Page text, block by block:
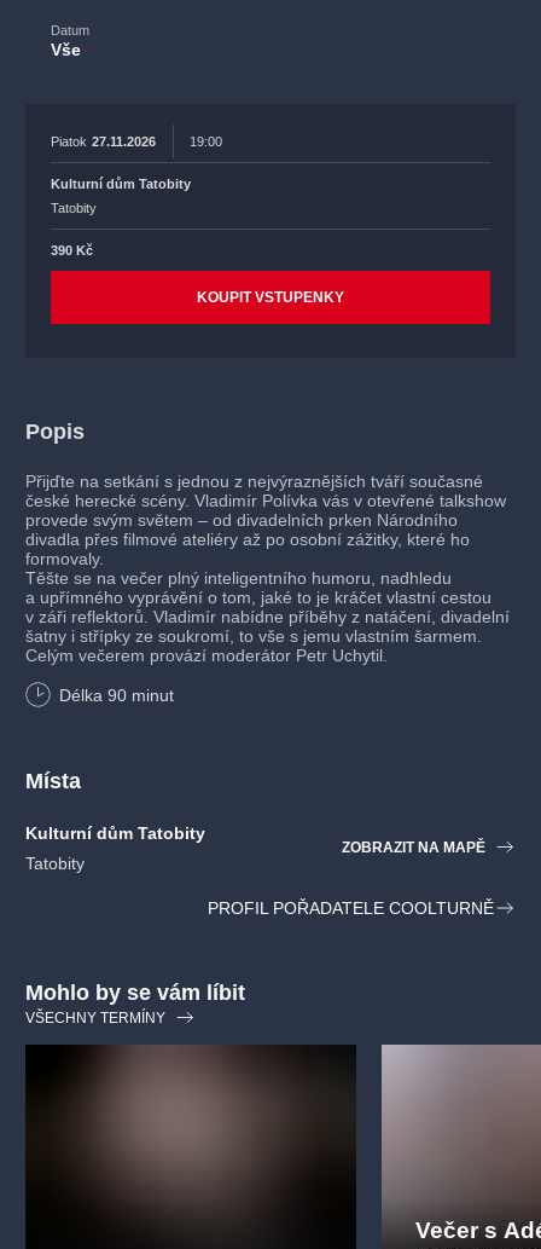
Datum
Vše
Piatok 27.11.2026 19:00
Kulturní dům Tatobity
Tatobity
390 Kč
KOUPIT VSTUPENKY
Popis
Přijďte na setkání s jednou z nejvýraznějších tváří současné
české herecké scény. Vladimír Polívka vás v otevřené talkshow
provede svým světem – od divadelních prken Národního
divadla přes filmové ateliéry až po osobní zážitky, které ho
formovaly.
Těšte se na večer plný inteligentního humoru, nadhledu
a upřímného vyprávění o tom, jaké to je kráčet vlastní cestou
v záři reflektorů. Vladimír nabídne příběhy z natáčení, divadelní
šatny i střípky ze soukromí, to vše s jemu vlastním šarmem.
Celým večerem provází moderátor Petr Uchytil.
Délka 90 minut
Místa
Kulturní dům Tatobity
Tatobity
ZOBRAZIT NA MAPĚ
PROFIL POŘADATELE COOLTURNĚ
Mohlo by se vám líbit
VŠECHNY TERMÍNY
Večer s